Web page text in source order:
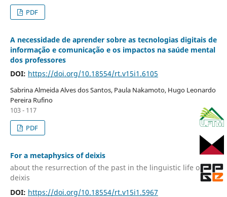
PDF
A necessidade de aprender sobre as tecnologias digitais de
informação e comunicação e os impactos na saúde mental
dos professores
DOI: https://doi.org/10.18554/rt.v15i1.6105
Sabrina Almeida Alves dos Santos, Paula Nakamoto, Hugo Leonardo
Pereira Rufino
103 - 117
PDF
For a metaphysics of deixis
about the resurrection of the past in the linguistic life of
deixis
DOI: https://doi.org/10.18554/rt.v15i1.5967